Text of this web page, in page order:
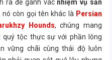
ra để gánh vác nhiệm vụ săn
còn gọi tên khác là Persian
Hounds, chúng mang
tộc thực sự với phần lông
vững chãi cùng thái độ luôn